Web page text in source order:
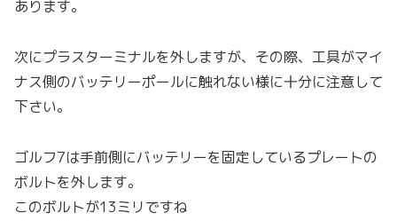
あります。
次にプラスターミナルを外しますが、その際、工具がマイ
ナス側のバッテリーポールに触れない様に十分に注意して
下さい。
ゴルフ7は手前側にバッテリーを固定しているプレートの
ボルトを外します。
このボルトが13ミリですね